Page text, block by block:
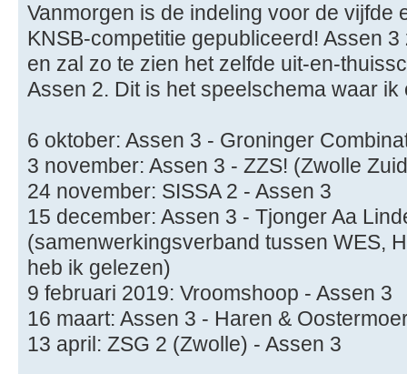
Vanmorgen is de indeling voor de vijfde
KNSB-competitie gepubliceerd! Assen
en zal zo te zien het zelfde uit-en-
Assen 2. Dit is het speelschema waar ik
6 oktober: Assen 3 - Groninger
3 november: Assen 3 - ZZS! (Zwolle
24 november: SISSA 2 - Assen 3
15 december: Assen 3 - Tjonger Aa
(samenwerkingsverband tussen WES,
heb ik gelezen)
9 februari 2019: Vroomshoop - Assen 3
16 maart: Assen 3 - Haren &
13 april: ZSG 2 (Zwolle) - Assen 3